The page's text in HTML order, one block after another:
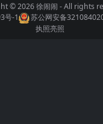
© 2026徐闹闹 - All rights
号-1
苏公网安备
执照亮照